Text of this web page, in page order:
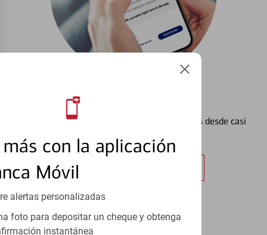
con la aplicación
Móvil
alertas personalizadas
foto para depositar un cheque y obtenga
instantánea
Vea cómo mantener el control de sus finanzas desde casi
Obtener más información